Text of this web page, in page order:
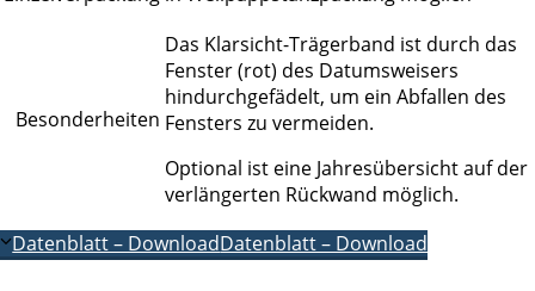
Besonderheiten
Das Klarsicht-Trägerband ist durch das
Fenster (rot) des Datumsweisers
hindurchgefädelt, um ein Abfallen des
Fensters zu vermeiden.
Optional ist eine Jahresübersicht auf der
verlängerten Rückwand möglich.
Datenblatt – DownloadDatenblatt – Download